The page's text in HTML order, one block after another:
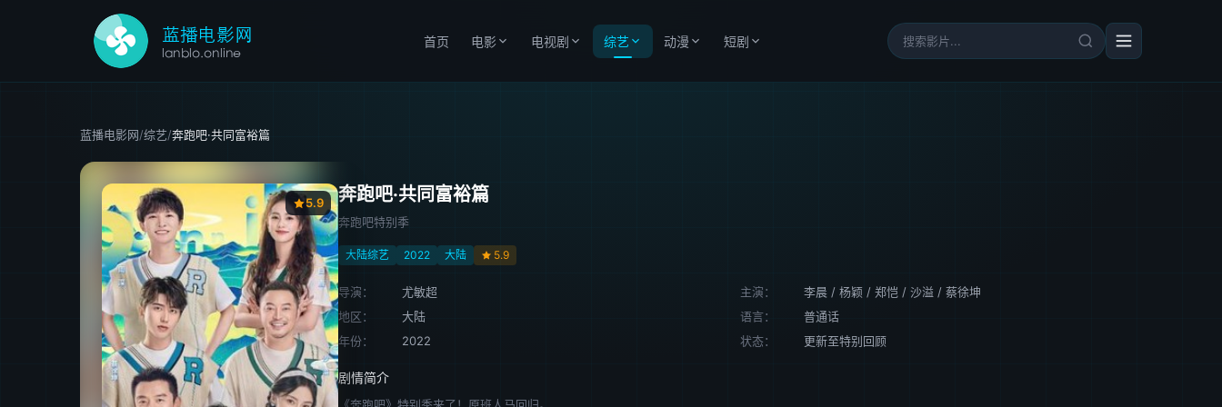
首页 电影 电视剧 综艺 动漫 短剧
蓝播电影网/综艺/奔跑吧·共同富裕篇
5.9 奔跑吧·共同富裕篇
奔跑吧特别季
大陆综艺 2022 大陆 5.9
导演： 尤敏超 主演： 李晨 / 杨颖 / 郑恺 / 沙溢 / 蔡徐坤
地区：
大陆 语言：
普通话
年份：
2022 状态： 更新至特别回顾
剧情简介